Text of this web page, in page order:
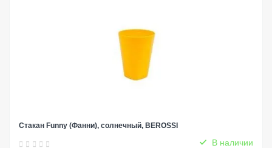
Стакан Funny (Фанни), солнечный, BEROSSI
В наличии